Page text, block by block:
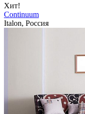
Хит!
Continuum
Italon, Россия